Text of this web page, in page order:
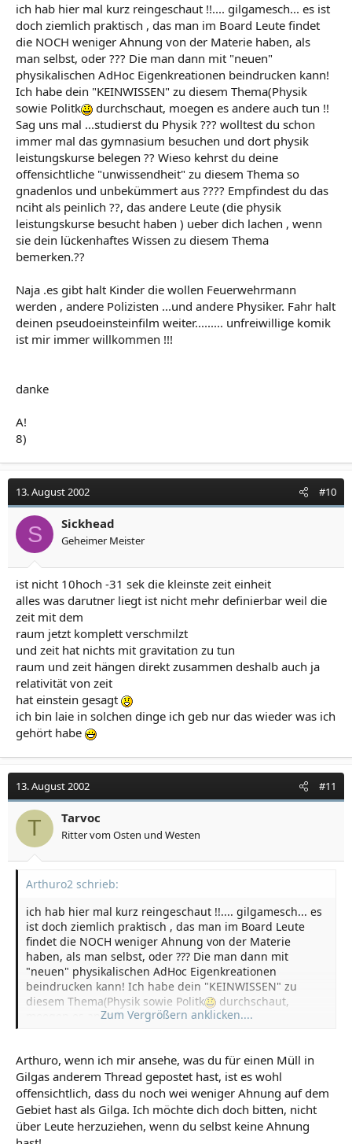
ich hab hier mal kurz reingeschaut !!.... gilgamesch... es ist
doch ziemlich praktisch , das man im Board Leute findet
die NOCH weniger Ahnung von der Materie haben, als
man selbst, oder ??? Die man dann mit "neuen"
physikalischen AdHoc Eigenkreationen beindrucken kann!
Ich habe dein "KEINWISSEN" zu diesem Thema(Physik
sowie Politk
durchschaut, moegen es andere auch tun !!
Sag uns mal ...studierst du Physik ??? wolltest du schon
immer mal das gymnasium besuchen und dort physik
leistungskurse belegen ?? Wieso kehrst du deine
offensichtliche "unwissendheit" zu diesem Thema so
gnadenlos und unbekümmert aus ???? Empfindest du das
nciht als peinlich ??, das andere Leute (die physik
leistungskurse besucht haben ) ueber dich lachen , wenn
sie dein lückenhaftes Wissen zu diesem Thema
bemerken.??
Naja .es gibt halt Kinder die wollen Feuerwehrmann
werden , andere Polizisten ...und andere Physiker. Fahr halt
deinen pseudoeinsteinfilm weiter......... unfreiwillige komik
ist mir immer willkommen !!!
danke
A!
8)
13. August 2002 #10
S Sickhead
Geheimer Meister
ist nicht 10hoch -31 sek die kleinste zeit einheit
alles was darutner liegt ist nicht mehr definierbar weil die
zeit mit dem
raum jetzt komplett verschmilzt
und zeit hat nichts mit gravitation zu tun
raum und zeit hängen direkt zusammen deshalb auch ja
relativität von zeit
hat einstein gesagt
ich bin laie in solchen dinge ich geb nur das wieder was ich
gehört habe
13. August 2002 #11
T Tarvoc
Ritter vom Osten und Westen
Arthuro2 schrieb:
ich hab hier mal kurz reingeschaut !!.... gilgamesch... es
ist doch ziemlich praktisch , das man im Board Leute
findet die NOCH weniger Ahnung von der Materie
haben, als man selbst, oder ??? Die man dann mit
"neuen" physikalischen AdHoc Eigenkreationen
beindrucken kann! Ich habe dein "KEINWISSEN" zu
diesem Thema(Physik sowie Politk
durchschaut,
moegen es andere auch tun !!
leistungskurse belegen ?? Wieso kehrst du deine
offensichtliche "unwissendheit" zu diesem Thema so
gnadenlos und unbekümmert aus ???? Empfindest du
das nciht als peinlich ??, das andere Leute (die physik
leistungskurse besucht haben ) ueber dich lachen ,
wenn sie dein lückenhaftes Wissen zu diesem Thema
Zum Vergrößern anklicken....
Arthuro, wenn ich mir ansehe, was du für einen Müll in
Gilgas anderem Thread gepostet hast, ist es wohl
offensichtlich, dass du noch wei weniger Ahnung auf dem
Gebiet hast als Gilga. Ich möchte dich doch bitten, nicht
über Leute herzuziehen, wenn du selbst keine Ahnung